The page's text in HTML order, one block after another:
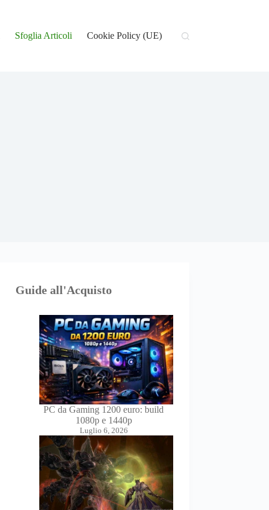
Sfoglia Articoli Cookie Policy (UE)
Guide all'Acquisto
PC da Gaming 1200 euro: build
1080p e 1440p
Luglio 6, 2026